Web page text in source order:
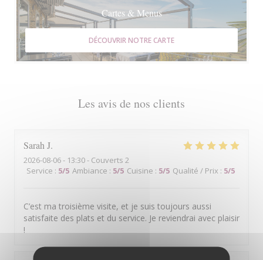
Les avis de nos clients
Sarah J
2026-08-06- 13:30 - Couverts 2
Service : 5/5 Ambiance : 5/5 Cuisine : 5/5 Qualité / Prix : 5/5
C’est ma troisième visite, et je suis toujours aussi
satisfaite des plats et du service. Je reviendrai avec plaisir
!
Cartes & Menus
DÉCOUVRIR NOTRE CARTE